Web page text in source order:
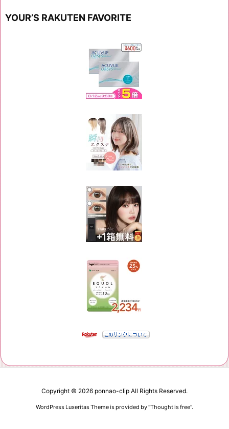
YOUR’S RAKUTEN FAVORITE
Copyright © 2026 ponnao-clip All Rights Reserved.
WordPress Luxeritas Theme is provided by "Thought is free".